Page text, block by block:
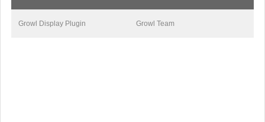
Growl Display Plugin Growl Team